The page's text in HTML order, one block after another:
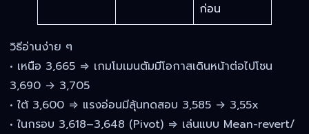
ก่อน
วิธีอ่านง่าย ๆ
• เหนือ 3,665 ⇒ เกมโมเมนตัมมีโอกาสเดินหน้าต่อไปโซน
3,690 → 3,705
• ใต้ 3,600 ⇒ แรงอ่อนมีลุ้นทดสอบ 3,585 → 3,55x
• ในกรอบ 3,618–3,648 (Pivot) ⇒ เล่นแบบ Mean-revert/